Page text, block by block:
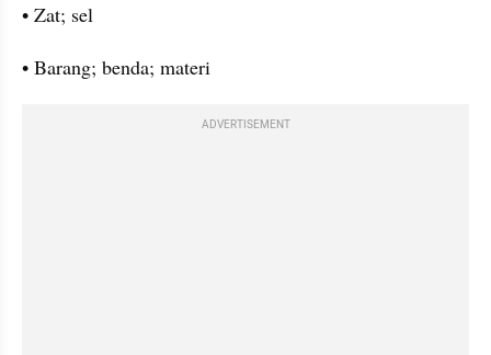
• Zat; sel
• Barang; benda; materi
ADVERTISEMENT